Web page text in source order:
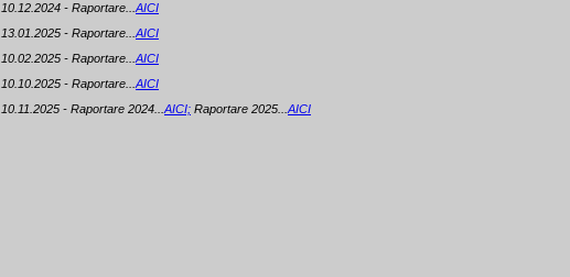
10.12.2024 - Raportare... AICI
13.01.2025 - Raportare... AICI
10.02.2025 - Raportare... AICI
10.10.2025 - Raportare... AICI
10.11.2025 - Raportare 2024... AICI; Raportare 2025... AICI